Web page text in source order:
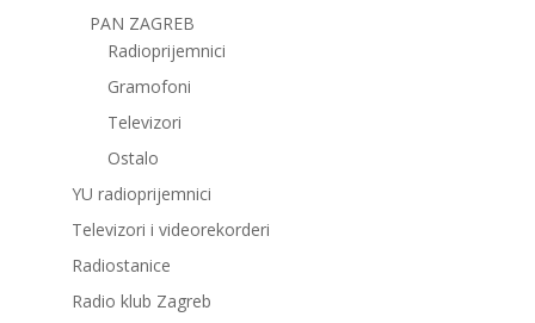
PAN ZAGREB
Radioprijemnici
Gramofoni
Televizori
Ostalo
YU radioprijemnici
Televizori i videorekorderi
Radiostanice
Radio klub Zagreb